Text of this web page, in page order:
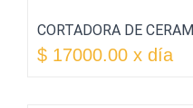
CORTADORA DE
$ 17000.00 x día